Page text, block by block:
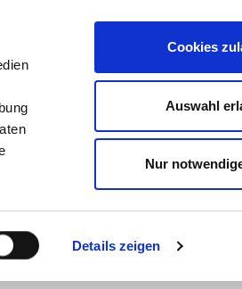
Details zeigen
Cookies
Auswahl
Nur